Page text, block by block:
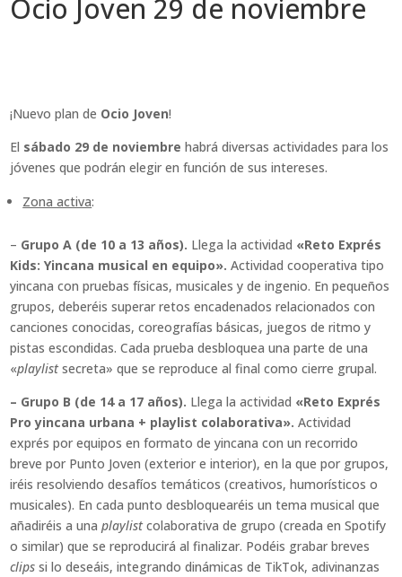
Ocio Joven 29 de noviembre
¡Nuevo plan de Ocio Joven!
El sábado 29 de noviembre habrá diversas actividades para los
jóvenes que podrán elegir en función de sus intereses.
Zona activa:
– Grupo A (de 10 a 13 años). Llega la actividad «Reto Exprés
Kids: Yincana musical en equipo».Actividad cooperativa tipo
yincana con pruebas físicas, musicales y de ingenio. En pequeños
grupos, deberéis superar retos encadenados relacionados con
canciones conocidas, coreografías básicas, juegos de ritmo y
pistas escondidas. Cada prueba desbloquea una parte de una
«playlistsecreta» que se reproduce al final como cierre grupal.
– Grupo B (de 14 a 17 años). Llega la actividad «Reto Exprés
Pro yincana urbana + playlist colaborativa».Actividad
exprés por equipos en formato de yincana con un recorrido
breve por Punto Joven (exterior e interior), en la que por grupos,
iréis resolviendo desafíos temáticos (creativos, humorísticos o
musicales). En cada punto desbloquearéis un tema musical que
añadiréis a unaplaylistcolaborativa de grupo (creada en Spotify
o similar) que se reproducirá al finalizar. Podéis grabar breves
clips si lo deseáis, integrando dinámicas de TikTok, adivinanzas